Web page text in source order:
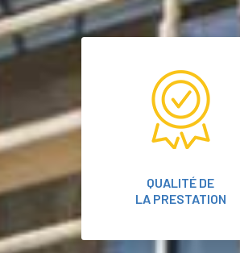
QUALITÉ DE
LA PRESTATION